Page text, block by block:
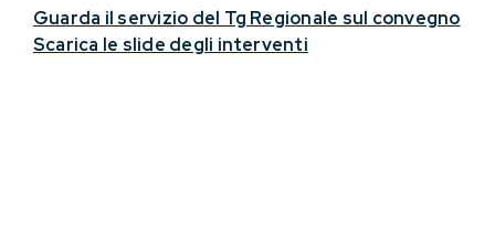
Guarda il servizio del Tg Regionale sul convegno
Scarica le slide degli interventi